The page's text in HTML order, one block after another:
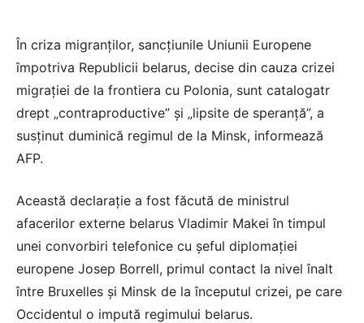
În criza migranţilor, sancţiunile Uniunii Europene
împotriva Republicii belarus, decise din cauza crizei
migraţiei de la frontiera cu Polonia, sunt catalogatr
drept „contraproductive” şi „lipsite de speranţă”, a
susţinut duminică regimul de la Minsk, informează
AFP.
Această declaraţie a fost făcută de ministrul
afacerilor externe belarus Vladimir Makei în timpul
unei convorbiri telefonice cu şeful diplomaţiei
europene Josep Borrell, primul contact la nivel înalt
între Bruxelles şi Minsk de la începutul crizei, pe care
Occidentul o impută regimului belarus.